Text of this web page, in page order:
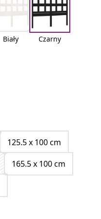
Biały Czarny
125.5 x 100 cm
165.5 x 100 cm